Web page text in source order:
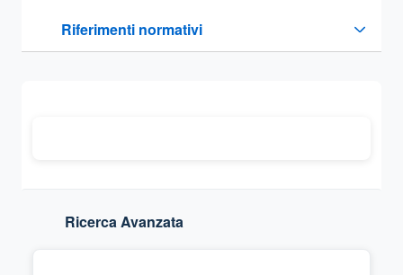
Riferimenti normativi
Sezione compressa
Ricerca Avanzata